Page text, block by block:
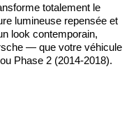
totalement le
lumineuse repensée et
look contemporain,
— que votre véhicule
Phase 2 (2014-2018).